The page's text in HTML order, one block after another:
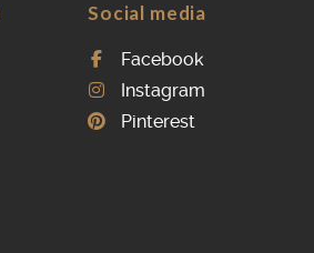
Social media
Facebook
Instagram
Pinterest